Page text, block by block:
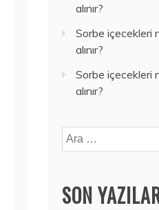
alınır?
Sorbe içecekleri
alınır?
Sorbe içecekleri
alınır?
Arama:
SON